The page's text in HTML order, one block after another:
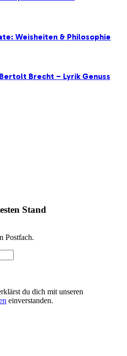
Weisheiten & Philosophie
Brecht – Lyrik Genuss
Stand
Postfach.
du dich mit unseren
einverstanden.